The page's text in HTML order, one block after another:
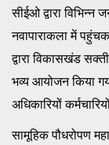
सीईओ द्वारा विभिन्न
नवापाराकला में
द्वारा विकासखंड
भव्य आयोजन किया
अधिकारियों
सामूहिक पौधरोपण